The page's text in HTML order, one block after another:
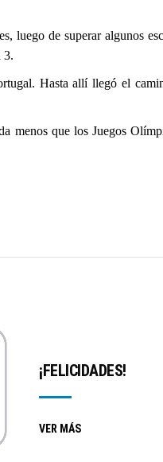
luego de superar algunos
3.
Hasta allí llegó el
que los Juegos
¡FELICIDADES!
VER MÁS